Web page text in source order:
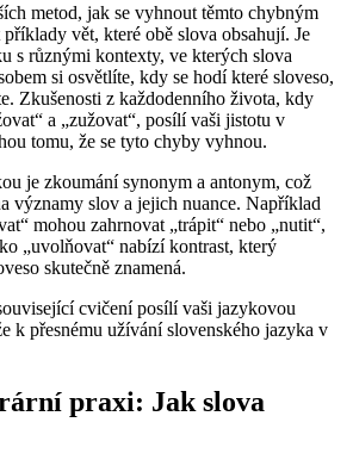
metod, jak se vyhnout těmto chybným
příklady vět, které obě slova obsahují. Je
s různými kontexty, ve kterých slova
si osvětlíte, kdy se hodí které sloveso,
Zkušenosti z každodenního života, kdy
a „zužovat“, posílí vaši jistotu v
tomu, že se tyto chyby vyhnou.
je zkoumání synonym a antonym, což
významy slov a jejich nuance. Například
mohou zahrnovat „trápit“ nebo „nutit“,
„uvolňovat“ nabízí kontrast, který
skutečně znamená.
cvičení posílí vaši jazykovou
k přesnému užívání slovenského jazyka v
praxi: Jak slova